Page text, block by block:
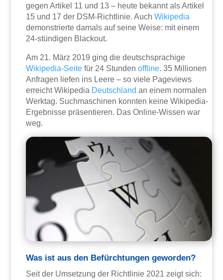
gegen Artikel 11 und 13 – heute bekannt als Artikel
15 und 17 der DSM-Richtlinie. AuchWikipedia
demonstrierte damals auf seine Weise: mit einem
24-stündigen Blackout.
Am 21. März 2019 ging die deutschsprachige
Wikipedia-Seite für 24 Stundenoffline. 35 Millionen
Anfragen liefen ins Leere – so viele Pageviews
erreicht Wikipedia Deutschland an einem normalen
Werktag. Suchmaschinen konnten keine Wikipedia-
Ergebnisse präsentieren. Das Online-Wissen war
weg.
Was ist aus den Befürchtungen geworden?
Seit der Umsetzung der Richtlinie 2021 zeigt sich: